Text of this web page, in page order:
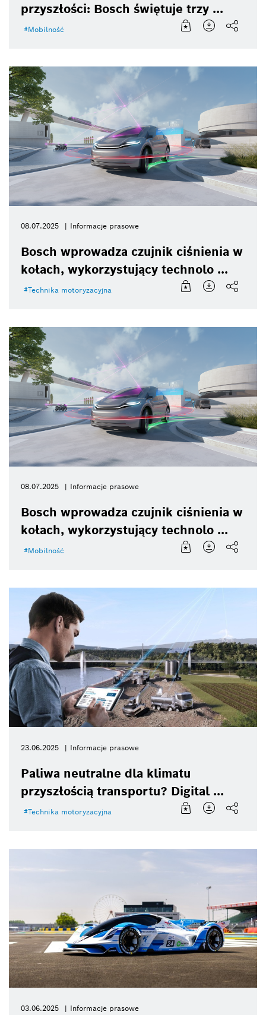
przyszłości: Bosch świętuje trzy ...
Mobilność
08.07.2025 Informacje prasowe
Bosch wprowadza czujnik ciśnienia w
kołach, wykorzystujący technolo ...
Technika motoryzacyjna
08.07.2025 Informacje prasowe
Bosch wprowadza czujnik ciśnienia w
kołach, wykorzystujący technolo ...
Mobilność
23.06.2025 Informacje prasowe
Paliwa neutralne dla klimatu
przyszłością transportu? Digital ...
Technika motoryzacyjna
03.06.2025 Informacje prasowe